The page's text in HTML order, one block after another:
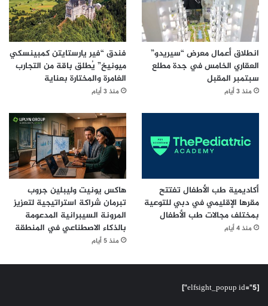
انطلاق أعمال معرض “سيريدو”
العقاري الخامس في جدة مطلع
سبتمبر المقبل
منذ 3 أيام
فندق “فير يارستايتن كمبينسكي
ميونيخ” يُطلق باقة من التجارب
الغامرة والمختارة بعناية
منذ 3 أيام
أكاديمية طب الأطفال تفتتح
مقرها الإقليمي في دبي للتوعية
بمختلف مجالات طب الأطفال
منذ 4 أيام
هاكس يونيت وليبلين جروب
تبرمان شراكة استراتيجية لتعزيز
المرونة السيبرانية المدعومة
بالذكاء الاصطناعي في المنطقة
منذ 5 أيام
[elfsight_popup id="5"]